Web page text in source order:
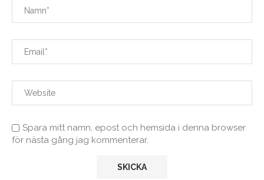
Spara mitt namn, epost och hemsida i denna browser
för nästa gång jag kommenterar.